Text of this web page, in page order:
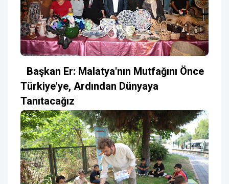
Başkan Er: Malatya'nın Mutfağını Önce
Türkiye'ye, Ardından Dünyaya
Tanıtacağız